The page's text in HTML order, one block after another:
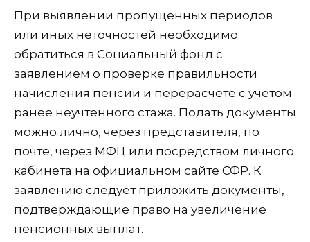
При выявлении пропущенных периодов
или иных неточностей необходимо
обратиться в Социальный фонд с
заявлением о проверке правильности
начисления пенсии и перерасчете с учетом
ранее неучтенного стажа. Подать документы
можно лично, через представителя, по
почте, через МФЦ или посредством личного
кабинета на официальном сайте СФР. К
заявлению следует приложить документы,
подтверждающие право на увеличение
пенсионных выплат.